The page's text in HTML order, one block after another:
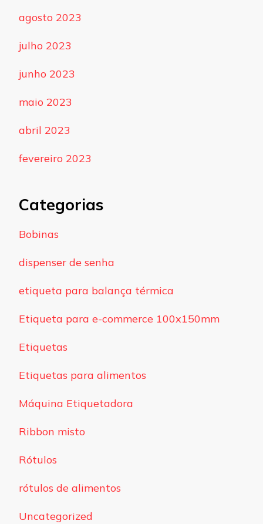
agosto 2023
julho 2023
junho 2023
maio 2023
abril 2023
fevereiro 2023
Categorias
Bobinas
dispenser de senha
etiqueta para balança térmica
Etiqueta para e-commerce 100x150mm
Etiquetas
Etiquetas para alimentos
Máquina Etiquetadora
Ribbon misto
Rótulos
rótulos de alimentos
Uncategorized